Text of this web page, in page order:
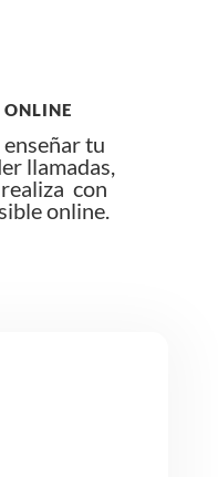
ONLINE
tu
llamadas,
con
online.